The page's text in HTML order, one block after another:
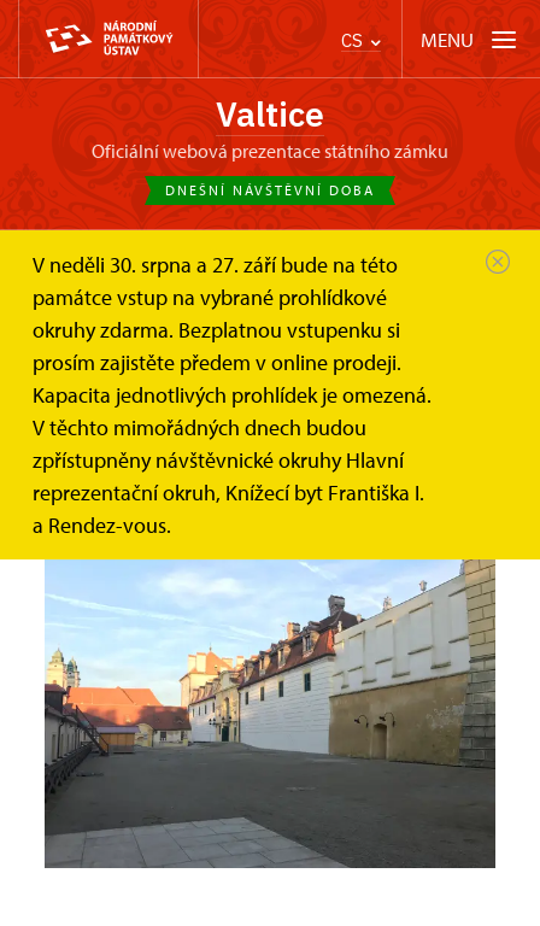
CS MENU
Valtice
oficiální webová prezentace státního zámku
DNEŠNÍ NÁVŠTĚVNÍ DOBA
V neděli 30. srpna a 27. září bude na této
památce vstup na vybrané prohlídkové
okruhy zdarma. Bezplatnou vstupenku si
prosím zajistěte předem v online prodeji.
Kapacita jednotlivých prohlídek je omezená.
V těchto mimořádných dnech budou
zpřístupněny návštěvnické okruhy Hlavní
reprezentační okruh, Knížecí byt Františka I.
a Rendez-vous.
Zámek Valtice Svatby a pronájmy Dvůr
Dvůr
Prostor skvělý pro koncerty, festivaly, narozeninové
oslavy a další společenské či kulturní akce